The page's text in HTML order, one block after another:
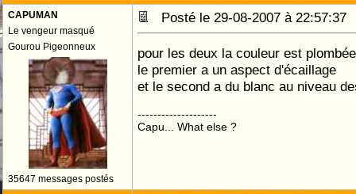
CAPUMAN
Le vengeur masqué
Gourou Pigeonneux
35647 messages postés
Posté le 29-08-2007 à
pour les deux la couleur est
le premier a un aspect d'écaillage
et le second a du blanc au niveau
--------------------
Capu... What else ?